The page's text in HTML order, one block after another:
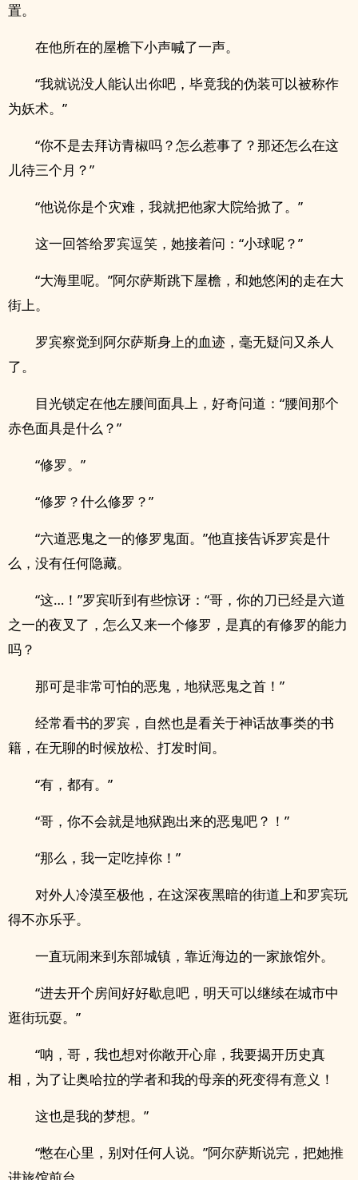
置。
在他所在的屋檐下小声喊了一声。
“我就说没人能认出你吧，毕竟我的伪装可以被称作
为妖术。”
“你不是去拜访青椒吗？怎么惹事了？那还怎么在这
儿待三个月？”
“他说你是个灾难，我就把他家大院给掀了。”
这一回答给罗宾逗笑，她接着问：“小球呢？”
“大海里呢。”阿尔萨斯跳下屋檐，和她悠闲的走在大
街上。
罗宾察觉到阿尔萨斯身上的血迹，毫无疑问又杀人
了。
目光锁定在他左腰间面具上，好奇问道：“腰间那个
赤色面具是什么？”
“修罗。”
“修罗？什么修罗？”
“六道恶鬼之一的修罗鬼面。”他直接告诉罗宾是什
么，没有任何隐藏。
“这…！”罗宾听到有些惊讶：“哥，你的刀已经是六道
之一的夜叉了，怎么又来一个修罗，是真的有修罗的能力
吗？
那可是非常可怕的恶鬼，地狱恶鬼之首！”
经常看书的罗宾，自然也是看关于神话故事类的书
籍，在无聊的时候放松、打发时间。
“有，都有。”
“哥，你不会就是地狱跑出来的恶鬼吧？！”
“那么，我一定吃掉你！”
对外人冷漠至极他，在这深夜黑暗的街道上和罗宾玩
得不亦乐乎。
一直玩闹来到东部城镇，靠近海边的一家旅馆外。
“进去开个房间好好歇息吧，明天可以继续在城市中
逛街玩耍。”
“呐，哥，我也想对你敞开心扉，我要揭开历史真
相，为了让奥哈拉的学者和我的母亲的死变得有意义！
这也是我的梦想。”
“憋在心里，别对任何人说。”阿尔萨斯说完，把她推